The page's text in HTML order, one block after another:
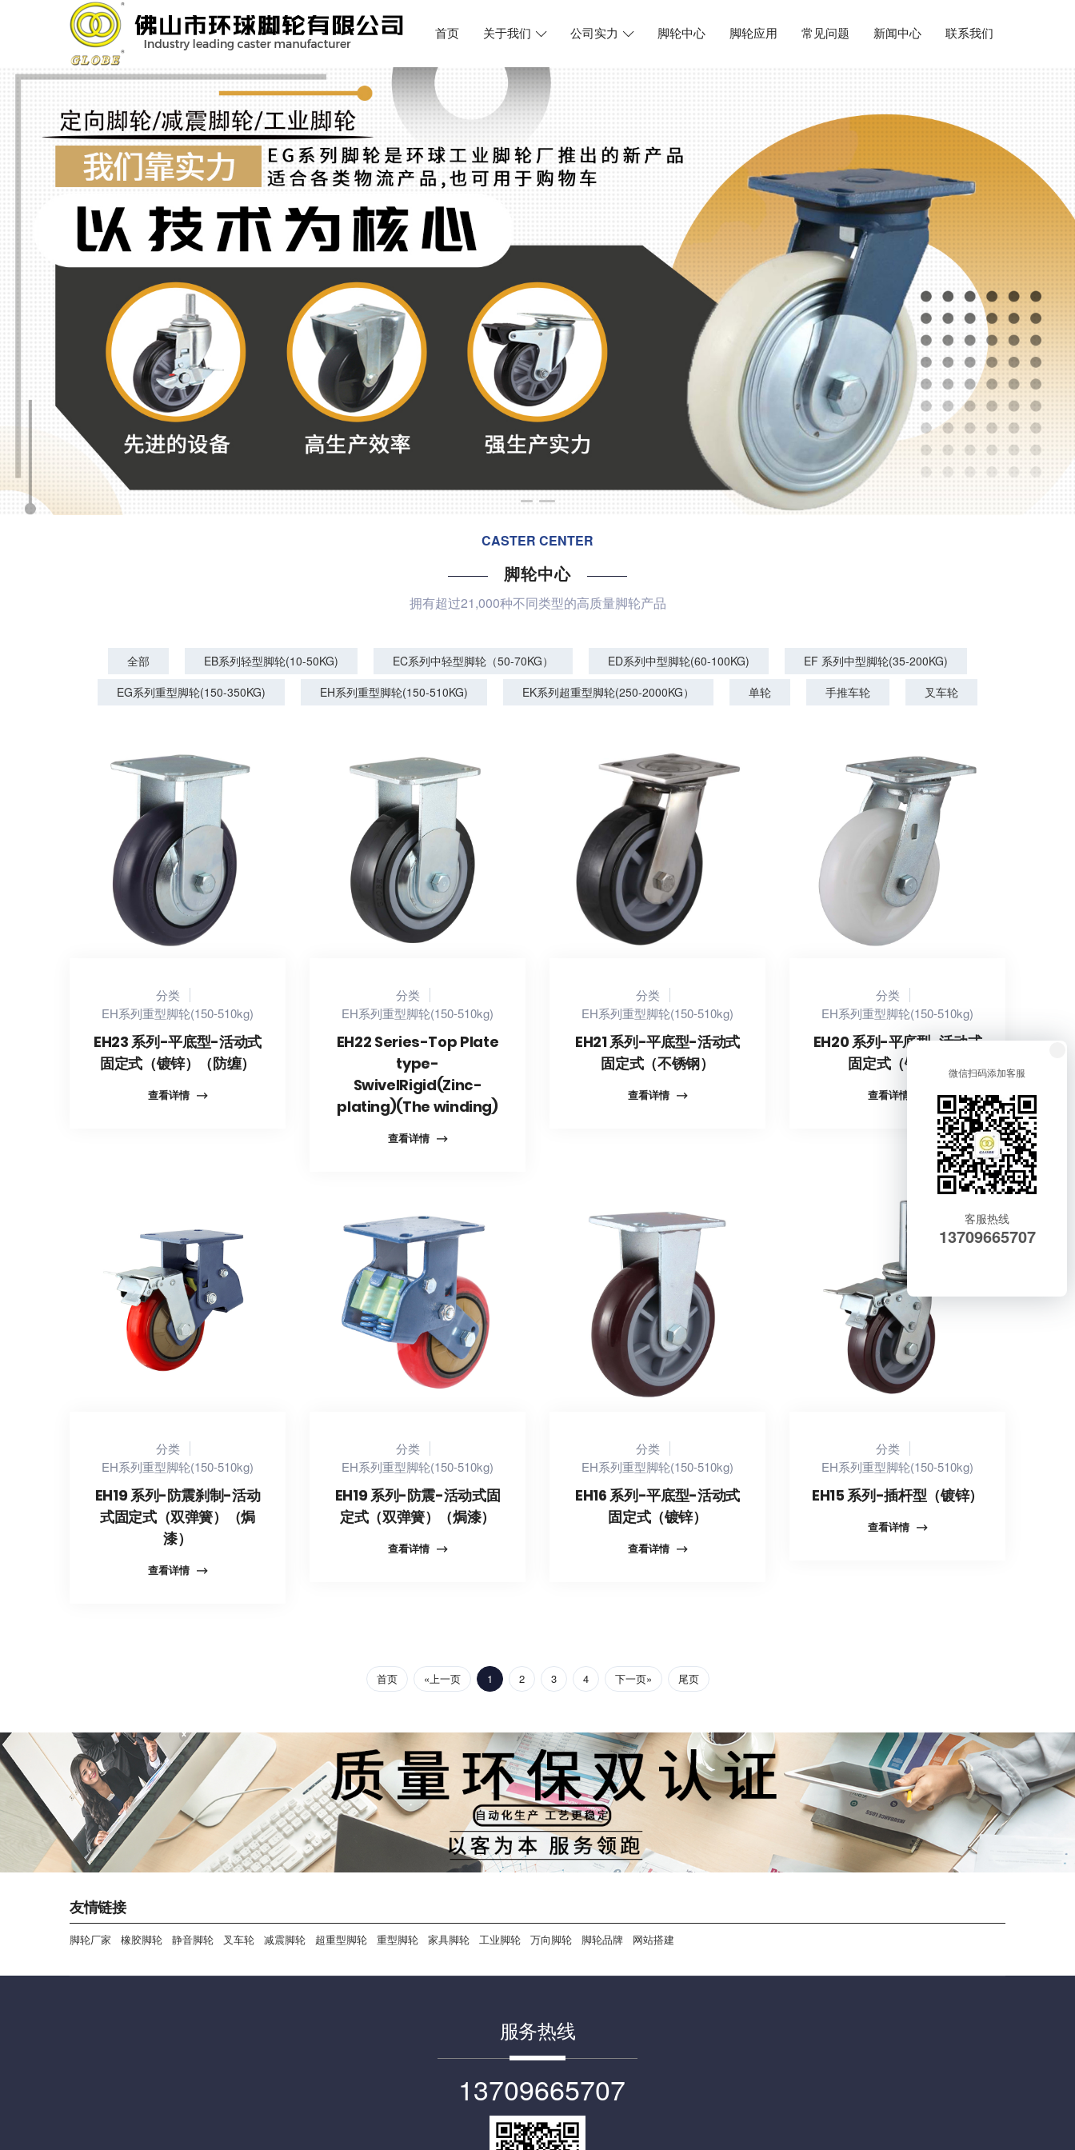
首页 关于我们 公司实力 脚轮中心 脚轮应用 常见问题 新闻中心 联系我们
CASTER CENTER
脚轮中心
拥有超过21,000种不同类型的高质量脚轮产品
全部 EB系列轻型脚轮(10-50KG) EC系列中轻型脚轮（50-70KG） ED系列中型脚轮(60-100KG)
EF 系列中型脚轮(35-200KG)
EG系列重型脚轮(150-350KG)
EH系列重型脚轮(150-510KG) EK系列超重型脚轮(250-2000KG） 单轮 手推车轮 叉车轮
分类
EH系列重型脚轮(150-510kg)
EH23 系列-平底型-活动式
固定式（镀锌）（防缠）
查看详情
分类
EH系列重型脚轮(150-510kg)
EH22 Series-Top Plate
type-
SwivelRigid(Zinc-
plating)(The winding)
查看详情
分类
EH系列重型脚轮(150-510kg)
EH21 系列-平底型-活动式
固定式（不锈钢）
查看详情
分类
EH系列重型脚轮(150-510kg)
EH20 系列-平底型-活动式
固定式（镀锌）
查看详情
分类
EH系列重型脚轮(150-510kg)
EH19 系列-防震刹制-活动
式固定式（双弹簧）（焗
漆）
查看详情
分类
EH系列重型脚轮(150-510kg)
EH19 系列-防震-活动式固
定式（双弹簧）（焗漆）
查看详情
分类
EH系列重型脚轮(150-510kg)
EH16 系列-平底型-活动式
固定式（镀锌）
查看详情
分类
EH系列重型脚轮(150-510kg)
EH15 系列-插杆型（镀锌）
查看详情
首页 «上一页 1 2 3 4 下一页» 尾页
微信扫码添加客服
客服热线
13709665707
友情链接
脚轮厂家 橡胶脚轮 静音脚轮 叉车轮 减震脚轮 超重型脚轮 重型脚轮 家具脚轮 工业脚轮 万向脚轮 脚轮品牌 网站搭建
服务热线
13709665707